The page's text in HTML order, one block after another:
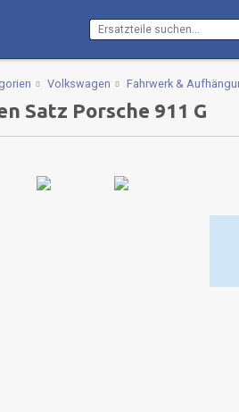
Volkswagen Fahrwerk &
Satz Porsche 911 G